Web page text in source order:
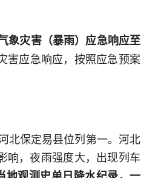
象灾害（暴雨）应急响应至
害应急响应，按照应急预案
北保定易县位列第一。河北
响，夜雨强度大，出现列车